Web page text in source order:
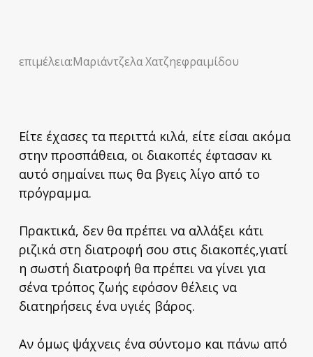
επιμέλεια:Μαριάντζελα Χατζηεφραιμίδου
Είτε έχασες τα περιττά κιλά, είτε είσαι ακόμα
στην προσπάθεια, οι διακοπές έφτασαν κι
αυτό σημαίνει πως θα βγεις λίγο από το
πρόγραμμα.
Πρακτικά, δεν θα πρέπει να αλλάξει κάτι
ριζικά στη διατροφή σου στις διακοπές,γιατί
η σωστή διατροφή θα πρέπει να γίνει για
σένα τρόπος ζωής εφόσον θέλεις να
διατηρήσεις ένα υγιές βάρος.
Αν όμως ψάχνεις ένα σύντομο και πάνω από